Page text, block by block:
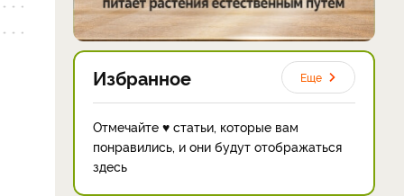
Избранное Еще
Отмечайте ♥ статьи, которые вам
понравились, и они будут отображаться
здесь